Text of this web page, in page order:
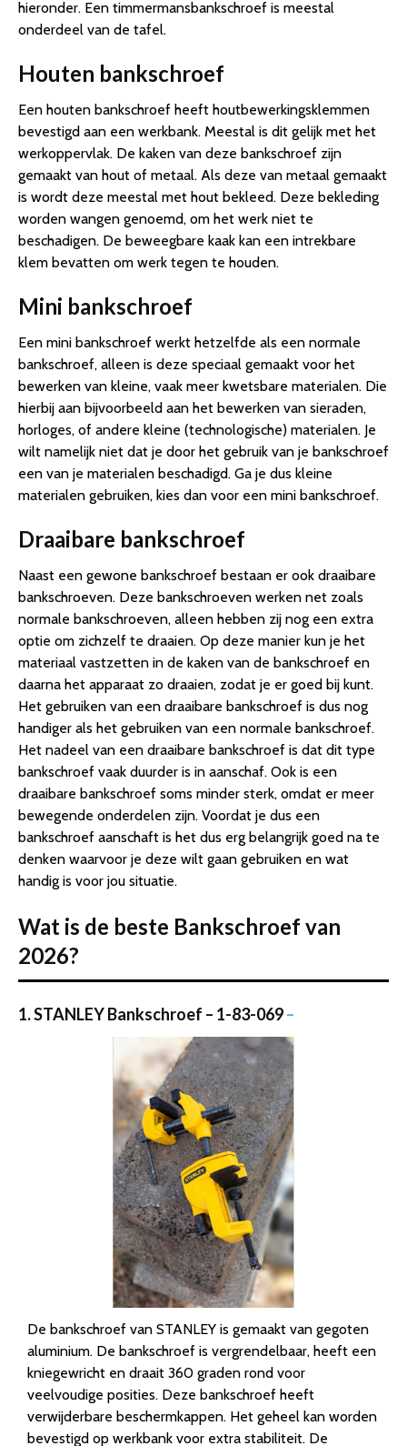
hieronder. Een timmermansbankschroef is meestal
onderdeel van de tafel.
Houten bankschroef
Een houten bankschroef heeft houtbewerkingsklemmen
bevestigd aan een werkbank. Meestal is dit gelijk met het
werkoppervlak. De kaken van deze bankschroef zijn
gemaakt van hout of metaal. Als deze van metaal gemaakt
is wordt deze meestal met hout bekleed. Deze bekleding
worden wangen genoemd, om het werk niet te
beschadigen. De beweegbare kaak kan een intrekbare
klem bevatten om werk tegen te houden.
Mini bankschroef
Een mini bankschroef werkt hetzelfde als een normale
bankschroef, alleen is deze speciaal gemaakt voor het
bewerken van kleine, vaak meer kwetsbare materialen. Die
hierbij aan bijvoorbeeld aan het bewerken van sieraden,
horloges, of andere kleine (technologische) materialen. Je
wilt namelijk niet dat je door het gebruik van je bankschroef
een van je materialen beschadigd. Ga je dus kleine
materialen gebruiken, kies dan voor een mini bankschroef.
Draaibare bankschroef
Naast een gewone bankschroef bestaan er ook draaibare
bankschroeven. Deze bankschroeven werken net zoals
normale bankschroeven, alleen hebben zij nog een extra
optie om zichzelf te draaien. Op deze manier kun je het
materiaal vastzetten in de kaken van de bankschroef en
daarna het apparaat zo draaien, zodat je er goed bij kunt.
Het gebruiken van een draaibare bankschroef is dus nog
handiger als het gebruiken van een normale bankschroef.
Het nadeel van een draaibare bankschroef is dat dit type
bankschroef vaak duurder is in aanschaf. Ook is een
draaibare bankschroef soms minder sterk, omdat er meer
bewegende onderdelen zijn. Voordat je dus een
bankschroef aanschaft is het dus erg belangrijk goed na te
denken waarvoor je deze wilt gaan gebruiken en wat
handig is voor jou situatie.
Wat is de beste Bankschroef van
2026?
1. STANLEY Bankschroef – 1-83-069–
De bankschroef van STANLEY is gemaakt van gegoten
aluminium. De bankschroef is vergrendelbaar, heeft een
kniegewricht en draait 360 graden rond voor
veelvoudige posities. Deze bankschroef heeft
verwijderbare beschermkappen. Het geheel kan worden
bevestigd op werkbank voor extra stabiliteit. De